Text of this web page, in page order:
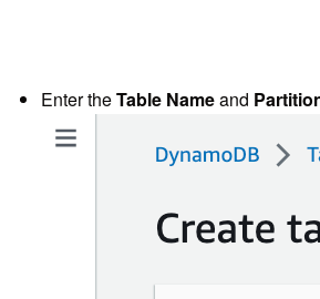
Enter theTable Nameand